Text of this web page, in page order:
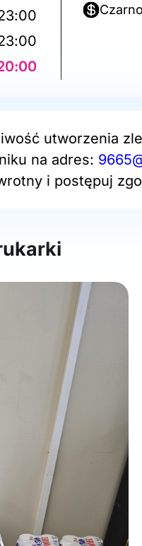
utworzenia
na adres:
i postępuj